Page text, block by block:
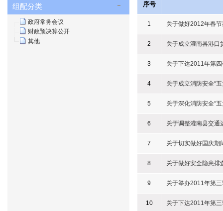
组配分类
政府常务会议
财政预决算公开
其他
序号
1 关于做好2012年春
2 关于成立灌南县港口
3 关于下达2011年第
4 关于成立消防安全“
5 关于深化消防安全“
6 关于调整灌南县交通
7 关于切实做好国庆期
8 关于做好安全隐患排
9 关于举办2011年第
10 关于下达2011年第